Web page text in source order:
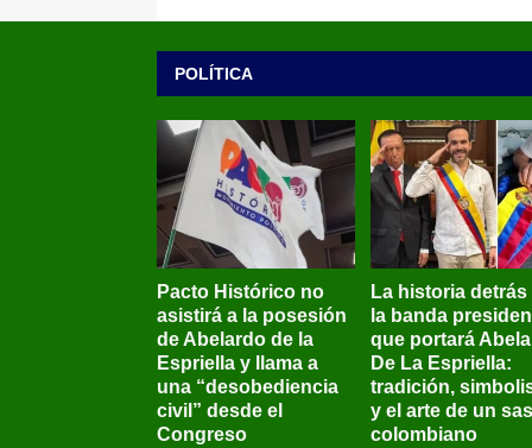
POLÍTICA
Pacto Histórico no
asistirá a la posesión
de Abelardo de la
Espriella y llama a
una “desobediencia
civil” desde el
Congreso
La historia detrás
la banda
que portará
De La Espriella:
tradición,
y el arte de un
colombiano